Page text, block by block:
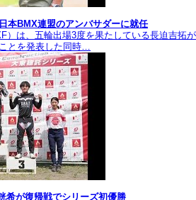
本BMX連盟のアンバサダーに就任
）は、五輪出場3度を果たしている長迫吉拓が
とを発表した同時…
希が復帰戦でシリーズ初優勝